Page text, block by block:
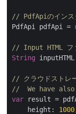
// PdfApiのインス
PdfApi pdfApi =
// Input HTML フ
String
// クラウドストレ
//  We have
var result =
    height:
1000